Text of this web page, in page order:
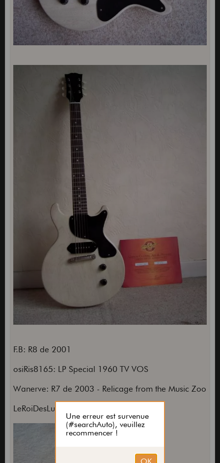
F.B: R8 de 2001
osiRis8165: LP Special 1960 TV VOS
Wanerve: R7 de 2003 - Relicage from the Music Zoo
LeRoiDesLutins: LP Custom 57 Ri :